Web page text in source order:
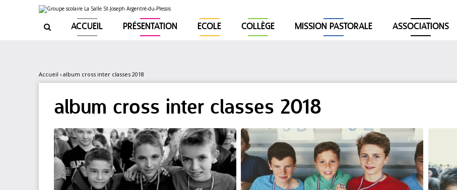
 ACCUEIL PRÉSENTATION ECOLE COLLÈGE MISSION PASTORALE ASSOCIATIONS
Accueil › album cross inter classes 2018
album cross inter classes 2018